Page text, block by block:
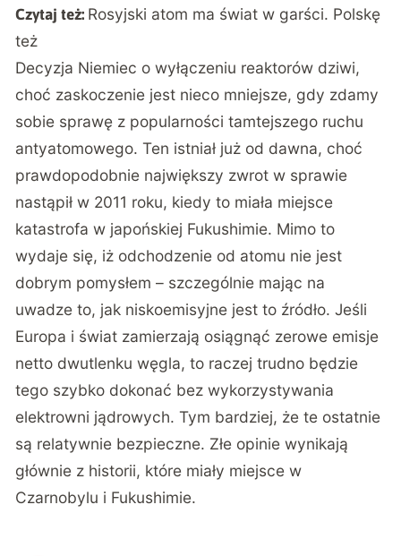
Czytaj też: Rosyjski atom ma świat w garści. Polskę
też
Decyzja Niemiec o wyłączeniu reaktorów dziwi,
choć zaskoczenie jest nieco mniejsze, gdy zdamy
sobie sprawę z popularności tamtejszego ruchu
antyatomowego. Ten istniał już od dawna, choć
prawdopodobnie największy zwrot w sprawie
nastąpił w 2011 roku, kiedy to miała miejsce
katastrofa w japońskiej Fukushimie. Mimo to
wydaje się, iż odchodzenie od atomu nie jest
dobrym pomysłem – szczególnie mając na
uwadze to, jak niskoemisyjne jest to źródło. Jeśli
Europa i świat zamierzają osiągnąć zerowe emisje
netto dwutlenku węgla, to raczej trudno będzie
tego szybko dokonać bez wykorzystywania
elektrowni jądrowych. Tym bardziej, że te ostatnie
są relatywnie bezpieczne. Złe opinie wynikają
głównie z historii, które miały miejsce w
Czarnobylu i Fukushimie.